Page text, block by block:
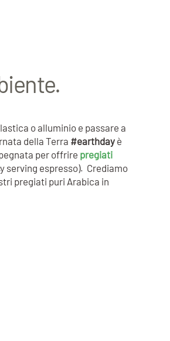
o alluminio e passare a
della Terra #earthday è
per offrire pregiati
serving espresso). Crediamo
pregiati puri Arabica in